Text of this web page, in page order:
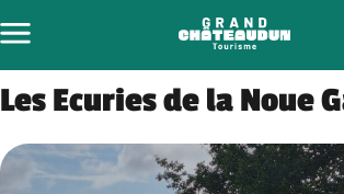
au
contenu
Les Ecuries de la Noue